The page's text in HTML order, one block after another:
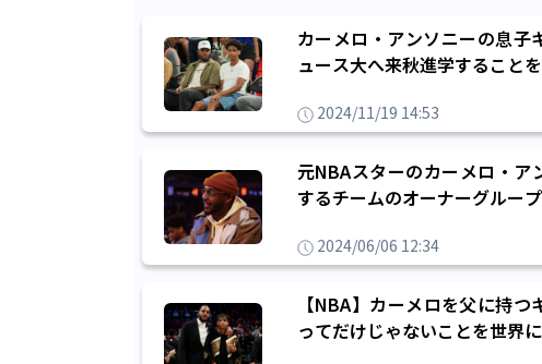
カーメロ・アンソニーの息子
ュース大へ来秋進学すること
2024/11/19 14:53
元NBAスターのカーメロ・ア
するチームのオーナーグルー
2024/06/06 12:34
【NBA】カーメロを父に持
ってだけじゃないことを世界に